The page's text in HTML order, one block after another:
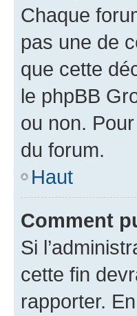
Chaque
pas une de
que cette
le phpBB
ou non.
du forum.
Haut
Comment
Si
cette fin
rapporter.